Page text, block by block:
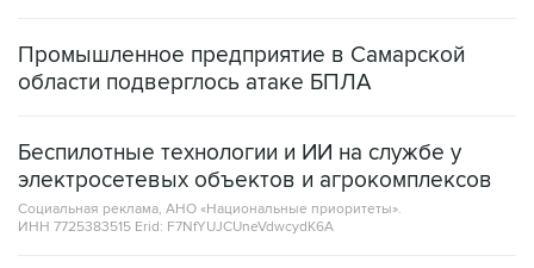
Промышленное предприятие в Самарской
области подверглось атаке БПЛА
Беспилотные технологии и ИИ на службе у
электросетевых объектов и агрокомплексов
Социальная реклама, АНО «Национальные приоритеты».
ИНН 7725383515 Erid: F7NfYUJCUneVdwcydK6A